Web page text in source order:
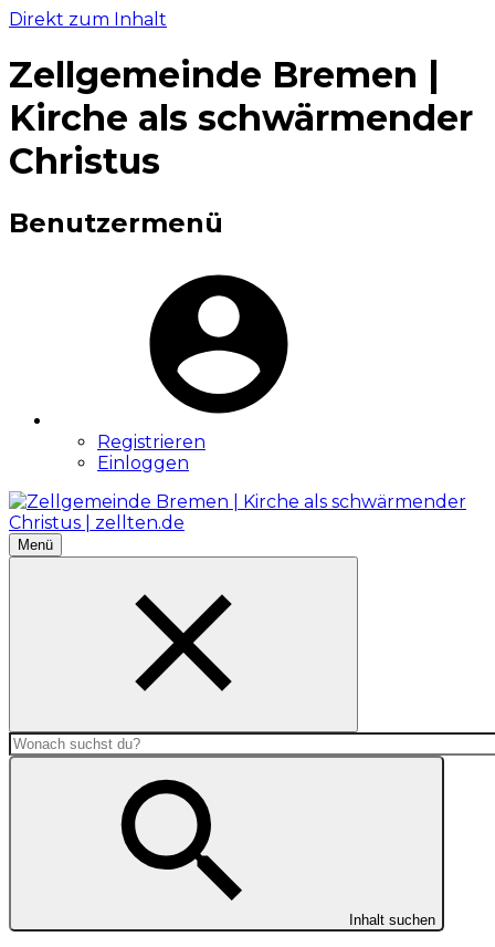
Direkt zum Inhalt
Zellgemeinde Bremen |
Kirche als schwärmender
Christus
Benutzermenü
Registrieren
Einloggen
Menü
Navigation
Inhalt
Inhalt suchen